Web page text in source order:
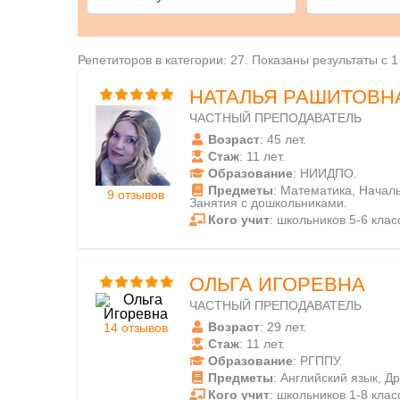
Репетиторов в категории: 27. Показаны результаты с
9 отзывов
НАТАЛЬЯ
ЧАСТНЫЙ ПРЕПОДАВАТЕЛЬ
Возраст: 45 лет.
Стаж: 11 лет.
Образование: НИИДПО.
Предметы: Математика,
Занятия с дошкольниками.
Кого учит: школьников 5-6
14 отзывов
ОЛЬГА ИГОРЕВНА
ЧАСТНЫЙ ПРЕПОДАВАТЕЛЬ
Возраст: 29 лет.
Стаж: 11 лет.
Образование: РГППУ.
Предметы: Английский язык,
Кого учит: школьников 1-8